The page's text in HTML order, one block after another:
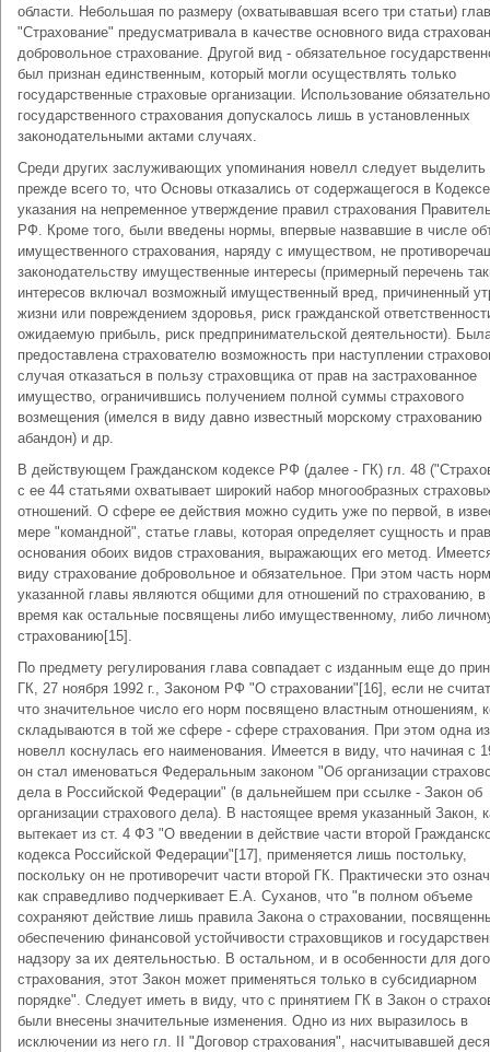
области. Небольшая по размеру (охватывавшая всего три статьи)
"Страхование" предусматривала в качестве основного вида
добровольное страхование. Другой вид - обязательное
был признан единственным, который могли осуществлять только
государственные страховые организации. Использование
государственного страхования допускалось лишь в установленных
законодательными актами случаях.
Среди других заслуживающих упоминания новелл следует выделить
прежде всего то, что Основы отказались от содержащегося в Кодексе
указания на непременное утверждение правил страхования
РФ. Кроме того, были введены нормы, впервые назвавшие в числе
имущественного страхования, наряду с имуществом, не
законодательству имущественные интересы (примерный перечень
интересов включал возможный имущественный вред, причиненный
жизни или повреждением здоровья, риск гражданской
ожидаемую прибыль, риск предпринимательской деятельности).
предоставлена страхователю возможность при наступлении
случая отказаться в пользу страховщика от прав на застрахованное
имущество, ограничившись получением полной суммы страхового
возмещения (имелся в виду давно известный морскому страхованию
абандон) и др.
В действующем Гражданском кодексе РФ (далее - ГК) гл. 48
с ее 44 статьями охватывает широкий набор многообразных
отношений. О сфере ее действия можно судить уже по первой, в
мере "командной", статье главы, которая определяет сущность и
основания обоих видов страхования, выражающих его метод.
виду страхование добровольное и обязательное. При этом часть норм
указанной главы являются общими для отношений по страхованию, в
время как остальные посвящены либо имущественному, либо
страхованию[15].
По предмету регулирования глава совпадает с изданным еще до
ГК, 27 ноября 1992 г., Законом РФ "О страховании"[16], если не
что значительное число его норм посвящено властным отношениям,
складываются в той же сфере - сфере страхования. При этом одна из
новелл коснулась его наименования. Имеется в виду, что начиная с
он стал именоваться Федеральным законом "Об организации
дела в Российской Федерации" (в дальнейшем при ссылке - Закон об
организации страхового дела). В настоящее время указанный Закон,
вытекает из ст. 4 ФЗ "О введении в действие части второй
кодекса Российской Федерации"[17], применяется лишь постольку,
поскольку он не противоречит части второй ГК. Практически это
как справедливо подчеркивает Е.А. Суханов, что "в полном объеме
сохраняют действие лишь правила Закона о страховании,
обеспечению финансовой устойчивости страховщиков и
надзору за их деятельностью. В остальном, и в особенности для
страхования, этот Закон может применяться только в субсидиарном
порядке". Следует иметь в виду, что с принятием ГК в Закон о
были внесены значительные изменения. Одно из них выразилось в
исключении из него гл. II "Договор страхования", насчитывавшей